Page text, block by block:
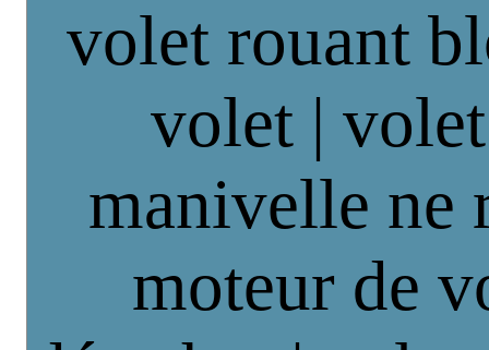
volet rouant
volet |
manivelle ne
moteur de